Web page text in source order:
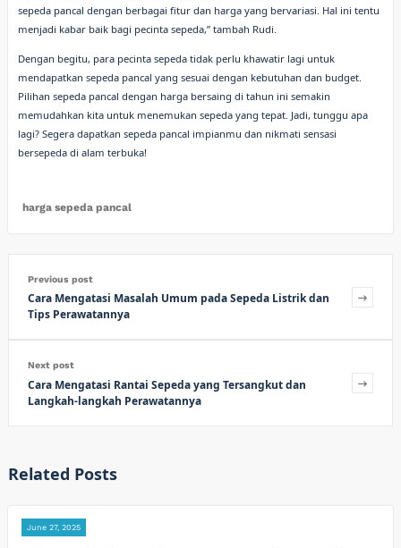
sepeda pancal dengan berbagai fitur dan harga yang bervariasi. Hal ini tentu
menjadi kabar baik bagi pecinta sepeda,” tambah Rudi.
Dengan begitu, para pecinta sepeda tidak perlu khawatir lagi untuk
mendapatkan sepeda pancal yang sesuai dengan kebutuhan dan budget.
Pilihan sepeda pancal dengan harga bersaing di tahun ini semakin
memudahkan kita untuk menemukan sepeda yang tepat. Jadi, tunggu apa
lagi? Segera dapatkan sepeda pancal impianmu dan nikmati sensasi
bersepeda di alam terbuka!
harga sepeda pancal
Previous post
Cara Mengatasi Masalah Umum pada Sepeda Listrik dan
Tips Perawatannya
Next post
Cara Mengatasi Rantai Sepeda yang Tersangkut dan
Langkah-langkah Perawatannya
Related Posts
June 27, 2025